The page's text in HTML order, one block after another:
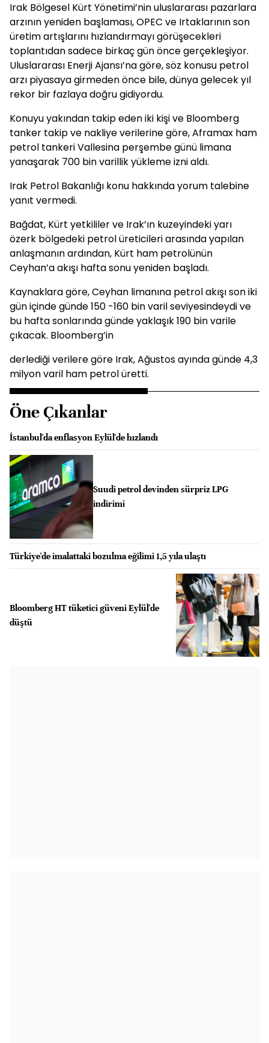
Irak Bölgesel Kürt Yönetimi’nin uluslararası pazarlara
arzının yeniden başlaması, OPEC ve Irtaklarının son
üretim artışlarını hızlandırmayı görüşecekleri
toplantıdan sadece birkaç gün önce gerçekleşiyor.
Uluslararası Enerji Ajansı’na göre, söz konusu petrol
arzı piyasaya girmeden önce bile, dünya gelecek yıl
rekor bir fazlaya doğru gidiyordu.
Konuyu yakından takip eden iki kişi ve Bloomberg
tanker takip ve nakliye verilerine göre, Aframax ham
petrol tankeri Vallesina perşembe günü limana
yanaşarak 700 bin varillik yükleme izni aldı.
Irak Petrol Bakanlığı konu hakkında yorum talebine
yanıt vermedi.
Bağdat, Kürt yetkililer ve Irak’ın kuzeyindeki yarı
özerk bölgedeki petrol üreticileri arasında yapılan
anlaşmanın ardından, Kürt ham petrolünün
Ceyhan’a akışı hafta sonu yeniden başladı.
Kaynaklara göre, Ceyhan limanına petrol akışı son iki
gün içinde günde 150 -160 bin varil seviyesindeydi ve
bu hafta sonlarında günde yaklaşık 190 bin varile
çıkacak. Bloomberg’in
derlediği verilere göre Irak, Ağustos ayında günde 4,3
milyon varil ham petrol üretti.
Öne Çıkanlar
İstanbul'da enflasyon Eylül'de hızlandı
Suudi petrol devinden sürpriz LPG
indirimi
Türkiye'de imalattaki bozulma eğilimi 1,5 yıla ulaştı
Bloomberg HT tüketici güveni Eylül'de
düştü